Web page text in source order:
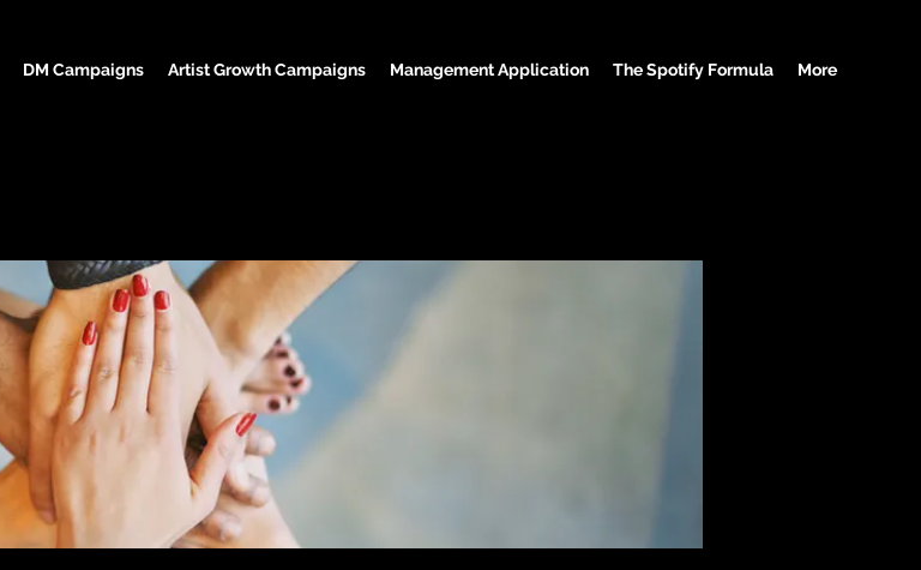
DM Campaigns Artist Growth Campaigns Management Application The Spotify Formula More